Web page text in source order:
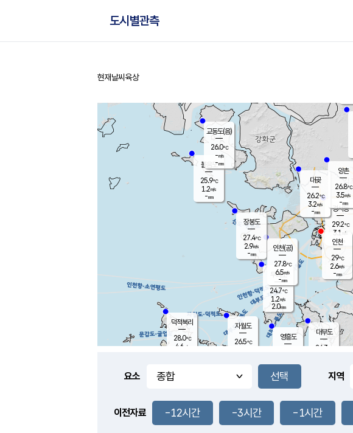
도시별관측
홈
현재날씨 육상
풍도
2.4m/s
0.5
무의도
24.7℃
1.2m/s
2.0mm
영흥도
볼음도
25.9℃
1.2m/s
-mm
자월도
26.5℃
장봉도
27.4℃
2.9m/s
-mm
대부도
24.3
-
경서동
29.2℃
3.1 m/s
-mm
대곶
26.2℃
3.2m/s
-mm
양촌
26.8℃
3.5m/s
-mm
덕적북리
28.0℃
4.6 m/s
인천(공)
27.8℃
6.5m/s
-mm
교동도(음)
26.0℃
-m/s
-mm
인천
29℃
2.6m/s
-mm
요소 지역
이전자료 -12시간 -3시간 -1시간